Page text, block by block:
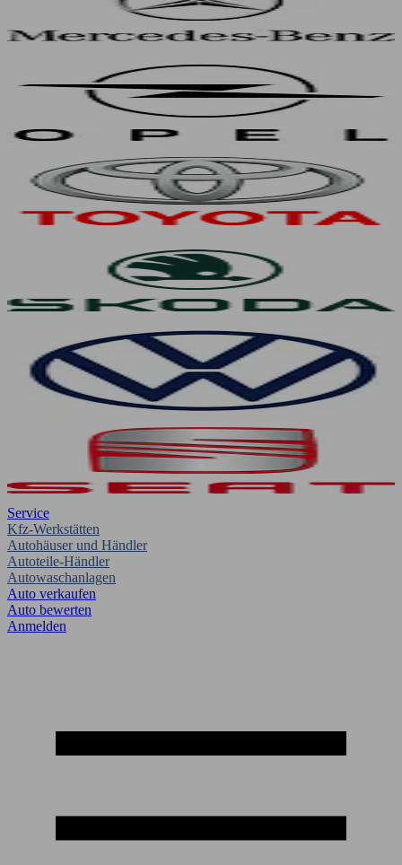
Service
Kfz-Werkstätten
Autohäuser und Händler
Autoteile-Händler
Autowaschanlagen
Auto verkaufen
Auto bewerten
Anmelden